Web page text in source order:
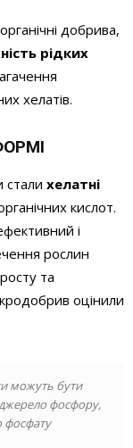
добрива,
рідких
хелатів.
стали хелатні
кислот.
і
рослин
та
оцінили
можуть бути
фосфору,
фосфату